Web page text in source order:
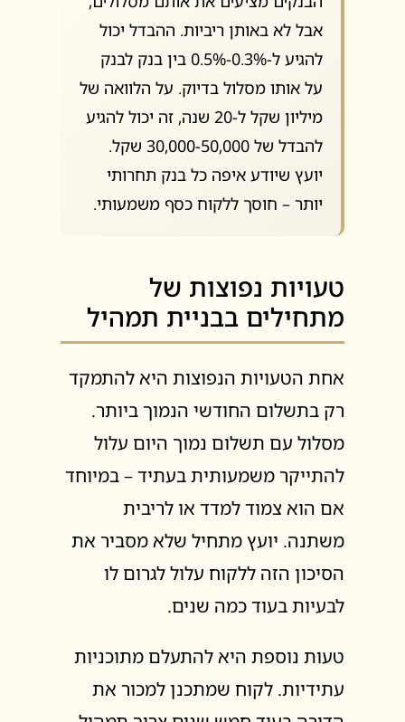
אבל לא באותן ריביות. ההבדל יכול
להגיע ל-0.3%-0.5% בין בנק לבנק
על אותו מסלול בדיוק. על הלוואה של
מיליון שקל ל-20 שנה, זה יכול להגיע
להבדל של 30,000-50,000 שקל.
יועץ שיודע איפה כל בנק תחרותי
יותר – חוסך ללקוח כסף משמעותי.
טעויות נפוצות של
מתחילים בבניית תמהיל
אחת הטעויות הנפוצות היא להתמקד
רק בתשלום החודשי הנמוך ביותר.
מסלול עם תשלום נמוך היום עלול
להתייקר משמעותית בעתיד – במיוחד
אם הוא צמוד למדד או לריבית
משתנה. יועץ מתחיל שלא מסביר את
הסיכון הזה ללקוח עלול לגרום לו
לבעיות בעוד כמה שנים.
טעות נוספת היא להתעלם מתוכניות
עתידיות. לקוח שמתכנן למכור את